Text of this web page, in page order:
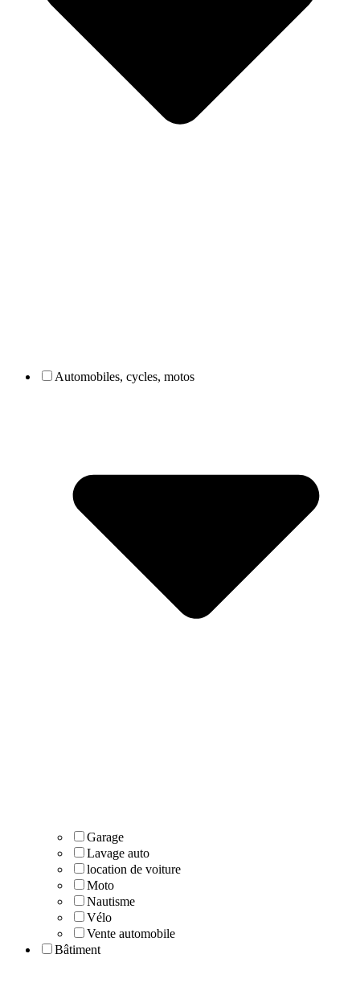
Automobiles, cycles, motos
Garage
Lavage auto
location de voiture
Moto
Nautisme
Vélo
Vente automobile
Bâtiment